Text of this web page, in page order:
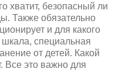
хватит, безопасный ли
Также обязательно
и для какого
специальная
от детей. Какой
Все это важно для